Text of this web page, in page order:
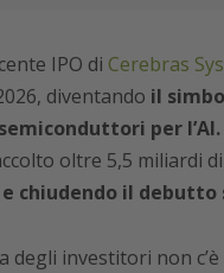
IPO di Cerebras
diventando il
per l’AI.
oltre 5,5 miliardi
chiudendo il debutto
degli investitori non